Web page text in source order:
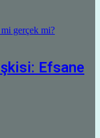
Efsane